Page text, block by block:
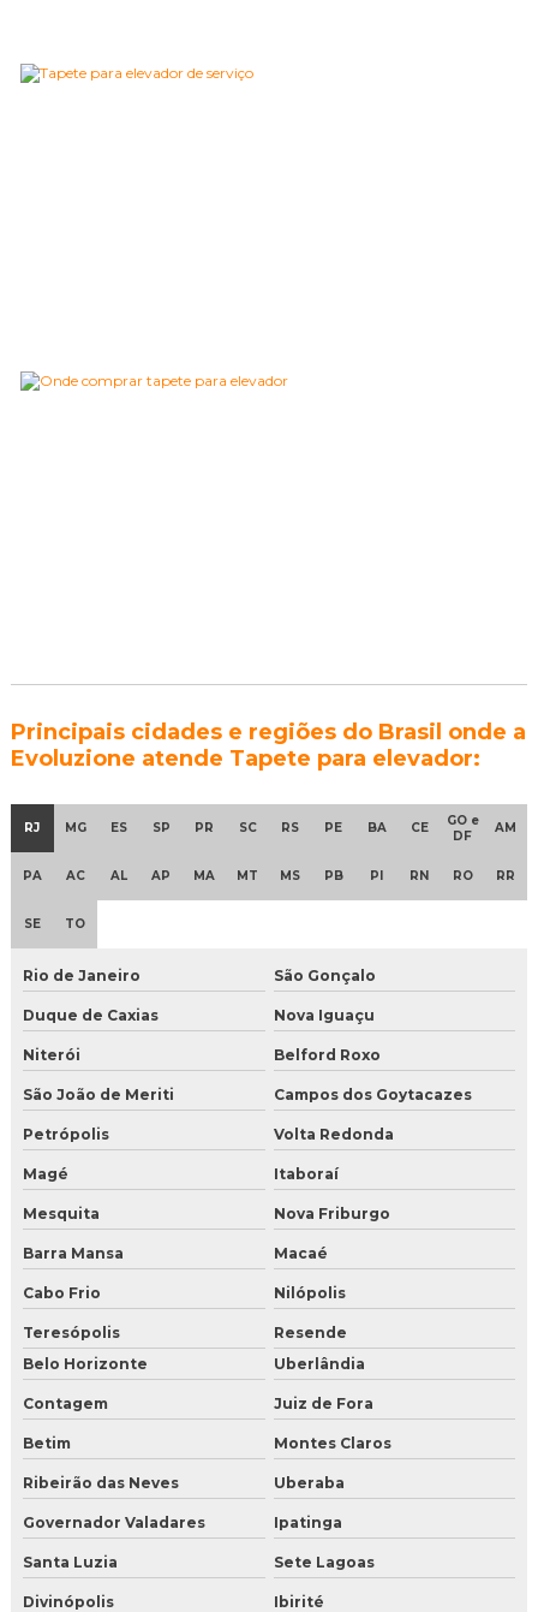
Principais cidades e regiões do Brasil onde a
Evoluzione atende Tapete para elevador:
RJ MG ES SP PR SC RS PE BA CE
GO e
DF
AM
PA AC AL AP MA MT MS PB PI RN RO RR
SE TO
Rio de Janeiro São Gonçalo
Duque de Caxias Nova Iguaçu
Niterói Belford Roxo
São João de Meriti Campos dos Goytacazes
Petrópolis Volta Redonda
Magé Itaboraí
Mesquita Nova Friburgo
Barra Mansa Macaé
Cabo Frio Nilópolis
Teresópolis
Resende
Belo Horizonte
Uberlândia
Contagem Juiz de Fora
Betim Montes Claros
Ribeirão das Neves Uberaba
Governador Valadares Ipatinga
Santa Luzia Sete Lagoas
Divinópolis Ibirité